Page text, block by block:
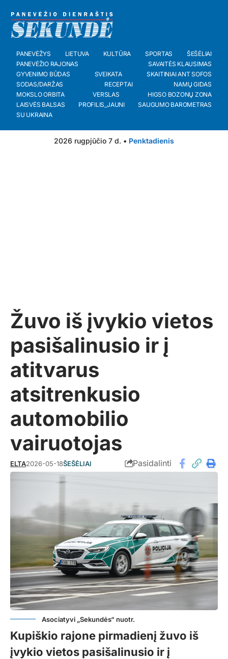
PANEVĖŽYS LIETUVA KULTŪRA SPORTAS
ŠEŠĖLIAI
PANEVĖŽIO RAJONAS
SAVAITĖS KLAUSIMAS
GYVENIMO BŪDAS
SVEIKATA
SKAITINIAI ANT SOFOS
SODAS/DARŽAS
RECEPTAI
NAMŲ GIDAS
MOKSLO ORBITA
VERSLAS
HIGSO BOZONŲ ZONA
LAISVĖS BALSAS
PROFILIS_JAUNI
SAUGUMO BAROMETRAS
SU UKRAINA
2026 rugpjūčio 7 d. • Penktadienis
Žuvo iš įvykio vietos
pasišalinusio ir į
atitvarus
atsitrenkusio
automobilio
vairuotojas
ELTA2026-05-18ŠEŠĖLIAI Pasidalinti
Asociatyvi „Sekundės“ nuotr.
Kupiškio rajone pirmadienį žuvo iš
įvykio vietos pasišalinusio ir į